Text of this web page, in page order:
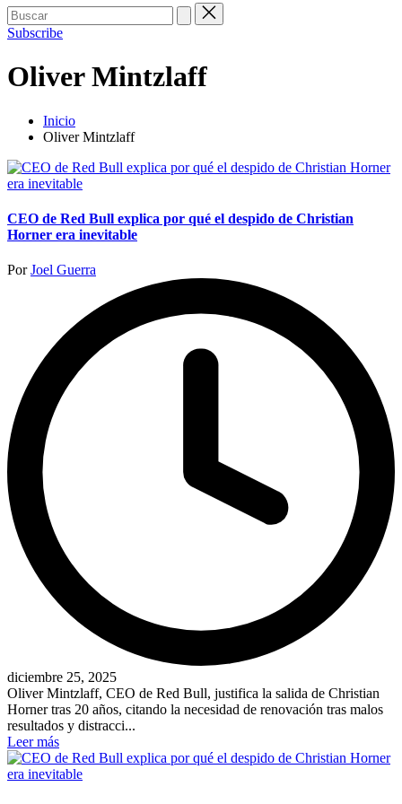
Buscar:
Subscribe
Oliver Mintzlaff
Inicio
Oliver Mintzlaff
CEO de Red Bull explica por qué el despido de Christian
Horner era inevitable
Publicado
PorJoel Guerra
diciembre 25, 2025
Oliver Mintzlaff, CEO de Red Bull, justifica la salida de Christian
Horner tras 20 años, citando la necesidad de renovación tras malos
resultados y distracci...
Leer más